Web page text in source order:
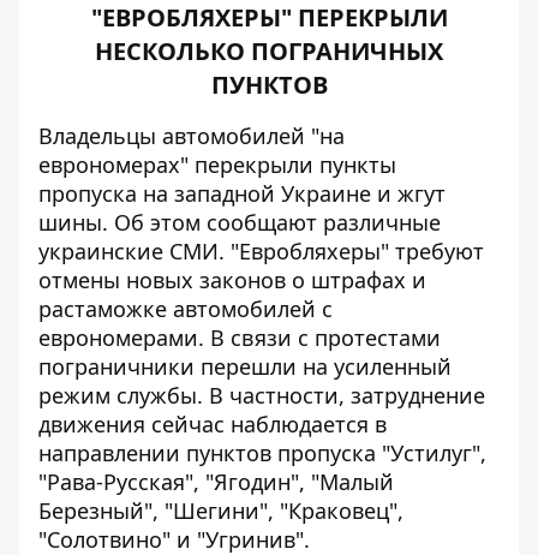
"ЕВРОБЛЯХЕРЫ" ПЕРЕКРЫЛИ
НЕСКОЛЬКО ПОГРАНИЧНЫХ
ПУНКТОВ
Владельцы автомобилей "на
еврономерах" перекрыли пункты
пропуска на западной Украине и жгут
шины. Об этом сообщают различные
украинские СМИ. "Евробляхеры" требуют
отмены новых законов о штрафах и
растаможке автомобилей с
еврономерами. В связи с протестами
пограничники перешли на усиленный
режим службы. В частности, затруднение
движения сейчас наблюдается в
направлении пунктов пропуска "Устилуг",
"Рава-Русская", "Ягодин", "Малый
Березный", "Шегини", "Краковец",
"Солотвино" и "Угринив".